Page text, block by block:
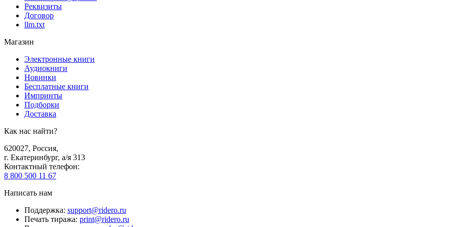
Реквизиты
Договор
llm.txt
Магазин
Электронные книги
Аудиокниги
Новинки
Бесплатные книги
Импринты
Подборки
Доставка
Как нас найти?
620027, Россия,
г. Екатеринбург, а/я 313
Контактный телефон:
8 800 500 11 67
Написать нам
Поддержка: support@ridero.ru
Печать тиража: print@ridero.ru